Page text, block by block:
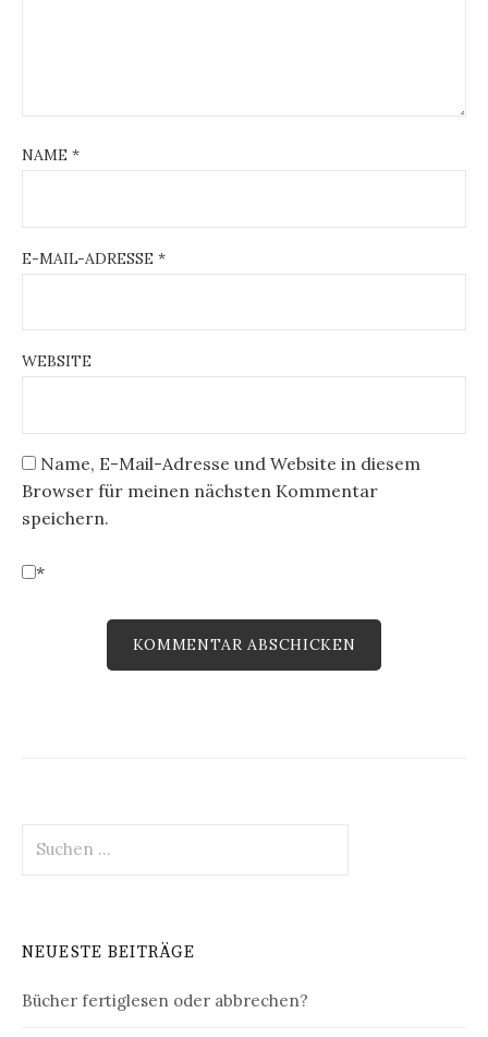
NAME *
E-MAIL-ADRESSE *
WEBSITE
Name, E-Mail-Adresse und Website in diesem
Browser für meinen nächsten Kommentar
speichern.
*
nach:
NEUESTE BEITRÄGE
Bücher fertiglesen oder abbrechen?